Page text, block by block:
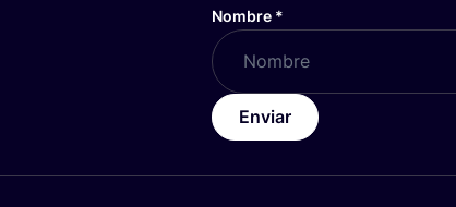
Nombre *
Enviar